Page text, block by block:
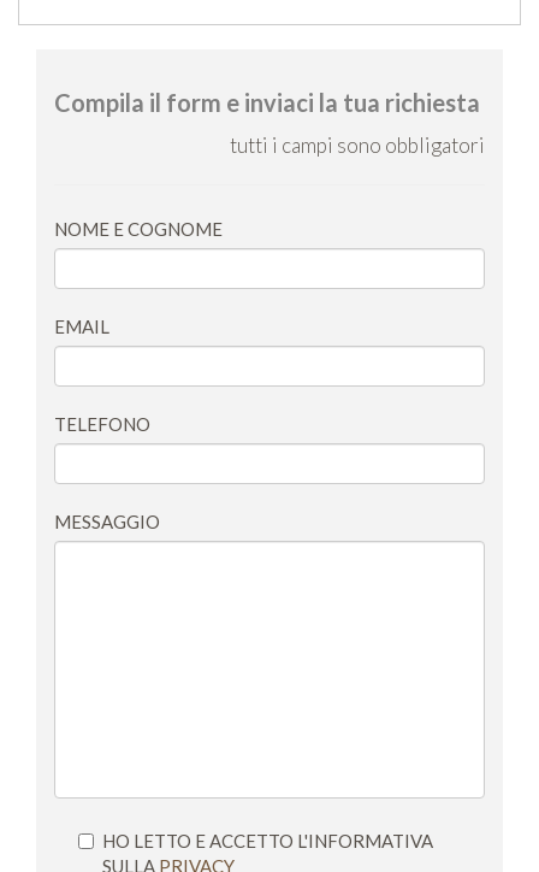
Compila il form e inviaci la tua richiesta
tutti i campi sono obbligatori
NOME E COGNOME
EMAIL
TELEFONO
MESSAGGIO
HO LETTO E ACCETTO L'INFORMATIVA
SULLA PRIVACY